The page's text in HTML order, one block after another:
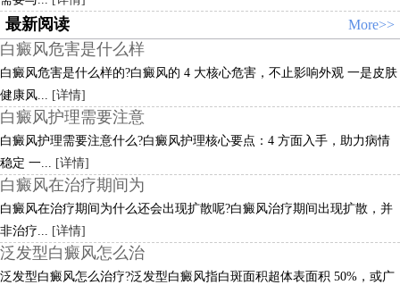
最新阅读 More>>
白癜风危害是什么样
白癜风危害是什么样的?白癜风的 4 大核心危害，不止影响外观 一是皮肤
健康风... [详情]
白癜风护理需要注意
白癜风护理需要注意什么?白癜风护理核心要点：4 方面入手，助力病情
稳定 一... [详情]
白癜风在治疗期间为
白癜风在治疗期间为什么还会出现扩散呢?白癜风治疗期间出现扩散，并
非治疗... [详情]
泛发型白癜风怎么治
泛发型白癜风怎么治疗?泛发型白癜风指白斑面积超体表面积 50%，或广